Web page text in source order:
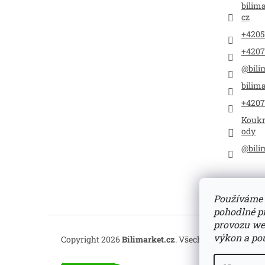
pohodlné
provozu
výkon a
cz
ody
Copyright 2026Bilimarket.cz. Všechna práva